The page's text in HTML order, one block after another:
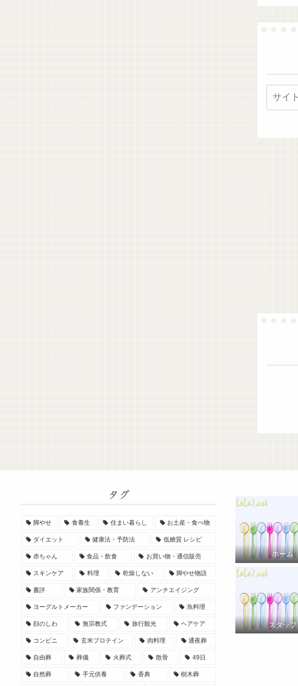
タグ
脚やせ 食養生 住まい暮らし お土産・食べ物
ダイエット 健康法・予防法 低糖質 レシピ
赤ちゃん 食品・飲食 お買い物・通信販売
スキンケア 料理 乾燥しない 脚やせ物語
書評 家族関係・教育 アンチエイジング
ヨーグルトメーカー ファンデーション 魚料理
顔のしわ 無宗教式 旅行観光 ヘアケア
コンビニ 玄米プロテイン 肉料理 通夜葬
自由葬 葬儀 火葬式 散骨 49日
自然葬 手元供養 香典 樹木葬
ホーム
スタッフ